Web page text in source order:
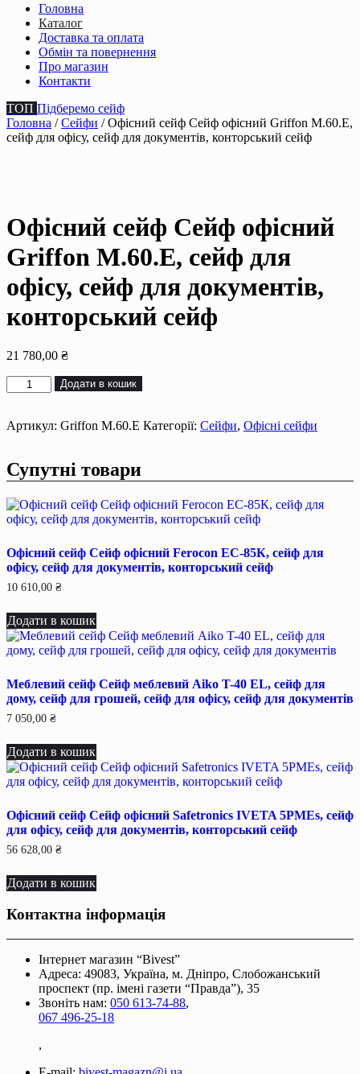
Головна
Каталог
Доставка та оплата
Обмін та повернення
Про магазин
Контакти
ТОП Підберемо сейф
Головна /Сейфи / Офісний сейф Сейф офiсний Griffon M.60.Е,
сейф для офiсу, сейф для документiв, конторський сейф
Офісний сейф Сейф офiсний
Griffon M.60.Е, сейф для
офiсу, сейф для документiв,
конторський сейф
21 780,00 ₴
Офісний
сейф
офiсний
сейф
для
офiсу,
сейф
для
конторський
сейф
кількість
Додати в кошик
Артикул: Griffon M.60.Е Категорії: Сейфи, Офісні сейфи
Супутні товари
Офісний сейф Сейф офiсний Ferocon ЕС-85К, сейф для
офiсу, сейф для документiв, конторський сейф
10 610,00 ₴
Додати в кошик
Меблевий сейф Сейф меблевий Aiko T-40 EL, сейф для
дому, сейф для грошей, сейф для офісу, сейф для документів
7 050,00 ₴
Додати в кошик
Офісний сейф Сейф офiсний Safetronics IVETA 5РМЕѕ, сейф
для офiсу, сейф для документiв, конторський сейф
56 628,00 ₴
Додати в кошик
Контактна інформація
Інтернет магазин “Bivest”
Адреса: 49083, Україна, м. Дніпро, Слобожанський
проспект (пр. імені газети “Правда”), 35
Звоніть нам: 050 613-74-88,
067 496-25-18
,